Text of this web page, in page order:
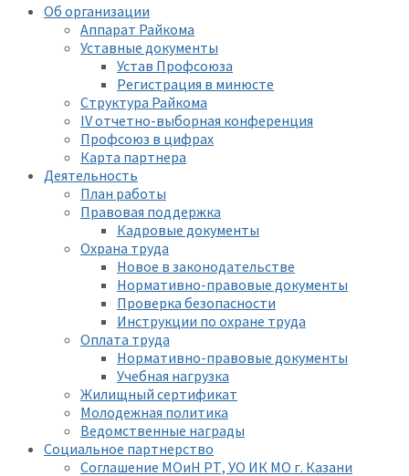
Об организации
Аппарат Райкома
Уставные документы
Устав Профсоюза
Регистрация в минюсте
Структура Райкома
IV отчетно-выборная конференция
Профсоюз в цифрах
Карта партнера
Деятельность
План работы
Правовая поддержка
Кадровые документы
Охрана труда
Новое в законодательстве
Нормативно-правовые документы
Проверка безопасности
Инструкции по охране труда
Оплата труда
Нормативно-правовые документы
Учебная нагрузка
Жилищный сертификат
Молодежная политика
Ведомственные награды
Социальное партнерство
Соглашение МОиН РТ, УО ИК МО г. Казани